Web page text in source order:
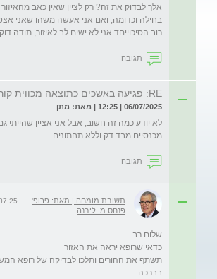
אלך לבדוק את זה? רק לציין שאין כאב
בחילה וכדומה, ואם אני אעשה משהו שאני
רוב הסיכוייםד אני לא ישים לב לאיזור, תודה
תגובה
RE: פגיעה באשכים כתוצאה מכווית קור/חום
06/07/2025 | 12:25 | מאת: מתן
לא יודע כמה זה חשוב, אבל אני אציין שהייתי
מכנסיים מבד דק וללא תחתונים.
תגובה
תשובת מומחה | מאת: פרופ'
פנחס מ. ליבנה
| 17:40